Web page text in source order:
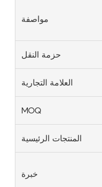
مواصفة
حزمة النقل
العلامة التجارية
MOQ
المنتجات الرئيسية
خبرة